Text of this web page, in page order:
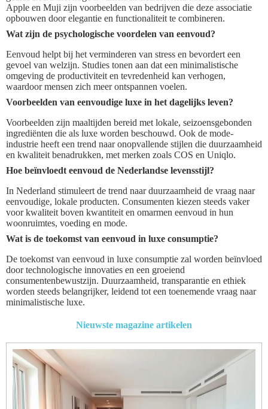
Apple en Muji zijn voorbeelden van bedrijven die deze associatie
opbouwen door elegantie en functionaliteit te combineren.
Wat zijn de psychologische voordelen van eenvoud?
Eenvoud helpt bij het verminderen van stress en bevordert een
gevoel van welzijn. Studies tonen aan dat een minimalistische
omgeving de productiviteit en tevredenheid kan verhogen,
waardoor mensen zich meer ontspannen voelen.
Voorbeelden van eenvoudige luxe in het dagelijks leven?
Voorbeelden zijn maaltijden bereid met lokale, seizoensgebonden
ingrediënten die als luxe worden beschouwd. Ook de mode-
industrie heeft een trend naar onopvallende stijlen die duurzaamheid
en kwaliteit benadrukken, met merken zoals COS en Uniqlo.
Hoe beïnvloedt eenvoud de Nederlandse levensstijl?
In Nederland stimuleert de trend naar duurzaamheid de vraag naar
eenvoudige, lokale producten. Consumenten kiezen steeds vaker
voor kwaliteit boven kwantiteit en omarmen eenvoud in hun
woonruimtes, voeding en mode.
Wat is de toekomst van eenvoud in luxe consumptie?
De toekomst van eenvoud in luxe consumptie zal worden beïnvloed
door technologische innovaties en een groeiend
consumentenbewustzijn. Duurzaamheid, transparantie en ethiek
worden steeds belangrijker, leidend tot een toenemende vraag naar
minimalistische luxe.
Nieuwste magazine artikelen